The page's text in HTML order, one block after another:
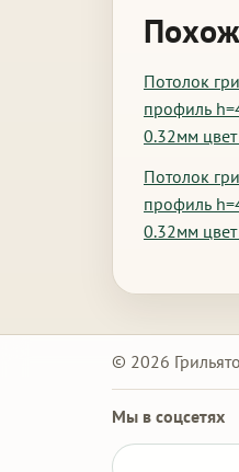
Потолок
профиль
0.32мм
Потолок
профиль
0.32мм
© 2026
Мы в соцсетях